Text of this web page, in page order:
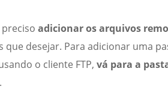
adicionar os arquivos
que desejar. Para adicionar uma
o cliente FTP, vá para a
.